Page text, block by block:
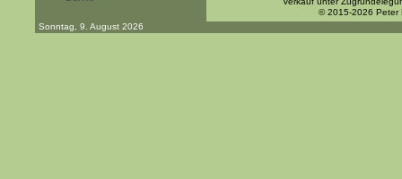
© 2015-2026 Peter
Sonntag, 9. August 2026